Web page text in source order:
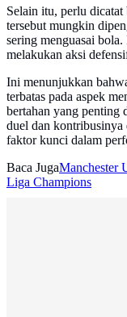
Selain itu, perlu
tersebut mungkin
sering menguasai
melakukan aksi
Ini menunjukkan
terbatas pada aspek
bertahan yang penting
duel dan kontribusinya
faktor kunci dalam
Baca JugaManchester
Liga Champions